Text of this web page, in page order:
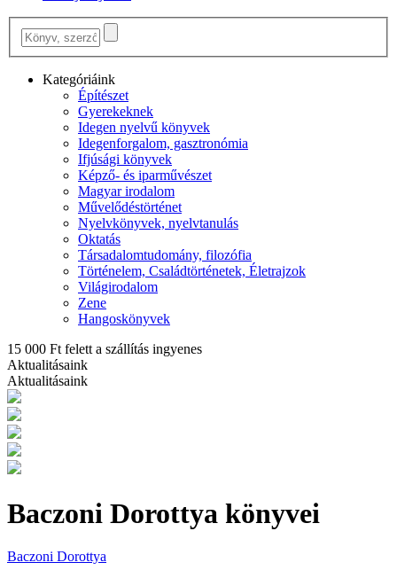
Kategóriáink
Építészet
Gyerekeknek
Idegen nyelvű könyvek
Idegenforgalom, gasztronómia
Ifjúsági könyvek
Képző- és iparművészet
Magyar irodalom
Művelődéstörténet
Nyelvkönyvek, nyelvtanulás
Oktatás
Társadalomtudomány, filozófia
Történelem, Családtörténetek, Életrajzok
Világirodalom
Zene
Hangoskönyvek
15 000 Ft felett a szállítás ingyenes
Aktualitásaink
Aktualitásaink
Baczoni Dorottya könyvei
Baczoni Dorottya